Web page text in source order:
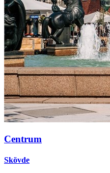
Centrum
Skövde